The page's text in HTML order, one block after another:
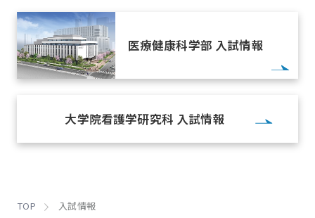
医療健康科学部 入試情報
大学院看護学研究科 入試情報
TOP 入試情報